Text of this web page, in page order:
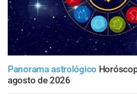
Panorama astrológico
agosto de 2026